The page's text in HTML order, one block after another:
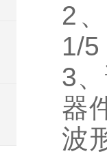
2
1/
3
器
波